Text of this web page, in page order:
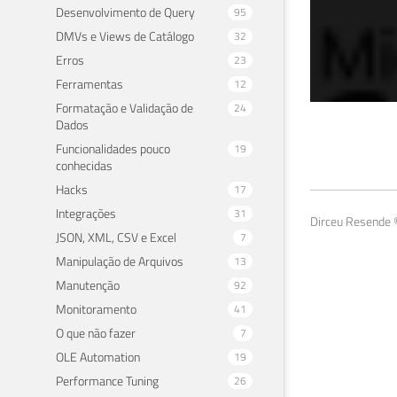
Desenvolvimento de Query 95
DMVs e Views de Catálogo 32
Erros 23
Ferramentas 12
Formatação e Validação de
Dados
24
Funcionalidades pouco
conhecidas
19
Hacks 17
Integrações 31
JSON, XML, CSV e Excel 7
Manipulação de Arquivos 13
Manutenção 92
Monitoramento 41
O que não fazer 7
OLE Automation 19
Performance Tuning 26
08
Dirceu